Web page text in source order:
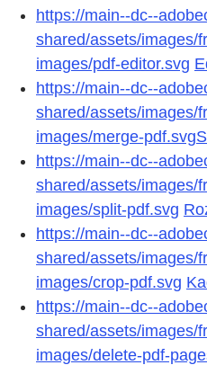
https://main--dc--
shared/assets/images/
images/pdf-editor.svg
https://main--dc--
shared/assets/images/
images/merge-pdf.svg
https://main--dc--
shared/assets/images/
images/split-pdf.svg
https://main--dc--
shared/assets/images/
images/crop-pdf.svg
https://main--dc--
shared/assets/images/
images/delete-pdf-